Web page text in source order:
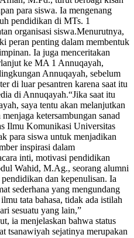
para siswa. Ia mengenang
pendidikan di MTs. 1
organisasi siswa.Menurutnya,
peran penting dalam membentuk
Ia juga menceritakan
ke MA 1 Annuqayah,
Annuqayah, sebelum
di luar pesantren karena saat itu
di Annuqayah.“Jika saat itu
saya tentu akan melanjutkan
ketersambungan sanad
Ilmu Komunikasi Universitas
para siswa untuk menjadikan
inspirasi dalam
inti, motivasi pendidikan
Wahid, M.Ag., seorang alumni
dan kepenulisan. Ia
sederhana yang mengundang
tata bahasa, tidak ada istilah
sesuatu yang lain,”
ia menjelaskan bahwa status
tsanawiyah sejatinya merupakan